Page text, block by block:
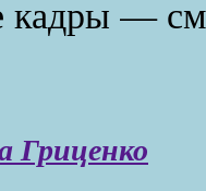
—
Гриценко